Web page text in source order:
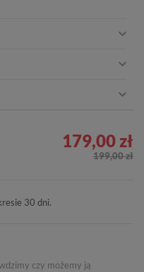
179,00 zł
199,00 zł
30 dni.
czy możemy ją